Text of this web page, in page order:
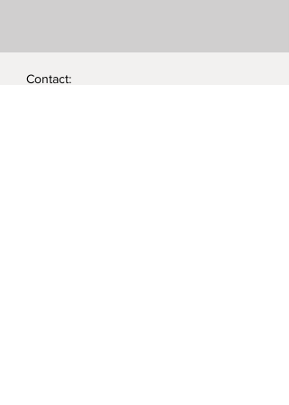
Niederlande
Contact: